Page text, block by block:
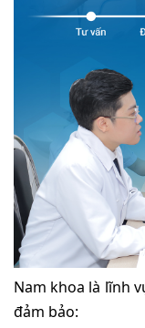
Nam khoa là lĩnh
đảm bảo: